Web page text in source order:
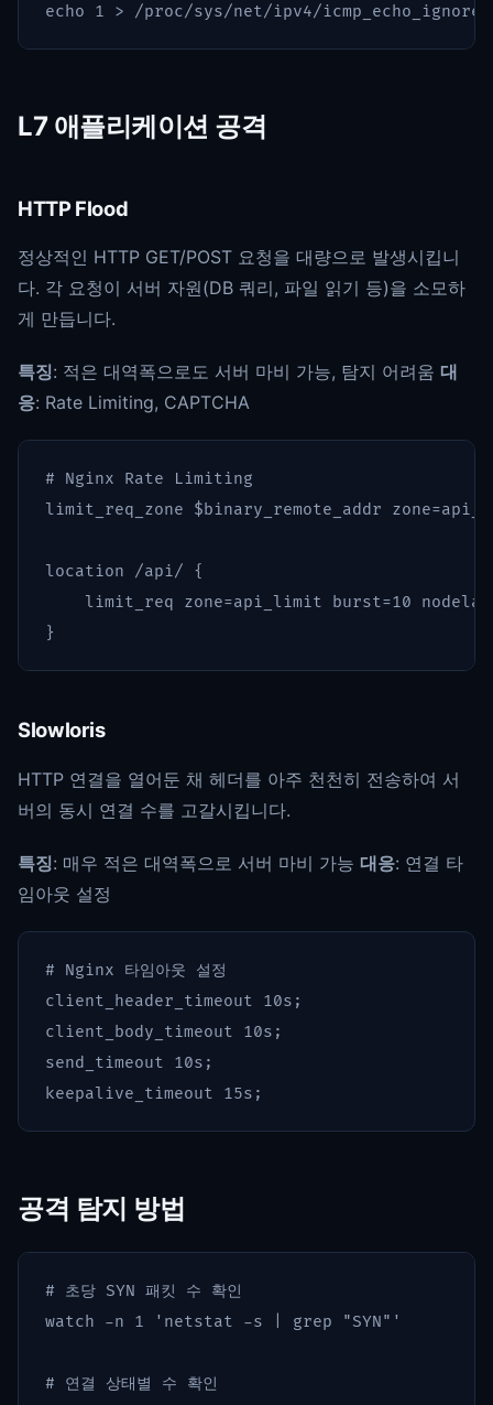
echo 1 >
L7 애플리케이션 공격
HTTP Flood
정상적인 HTTP GET/POST 요청을 대량으로 발생시킵니
다. 각 요청이 서버 자원(DB 쿼리, 파일 읽기 등)을 소모하
게 만듭니다.
특징: 적은 대역폭으로도 서버 마비 가능, 탐지 어려움 대
응: Rate Limiting, CAPTCHA
# Nginx Rate Limiting
limit_req_zone
$binary_remote_addr
location /api/
{
limit_req
zone=api_limit burst=10 nodelay
}
Slowloris
HTTP 연결을 열어둔 채 헤더를 아주 천천히 전송하여 서
버의 동시 연결 수를 고갈시킵니다.
특징: 매우 적은 대역폭으로 서버 마비 가능 대응: 연결 타
임아웃 설정
# Nginx 타임아웃 설정
client_header_timeout
10s ;
client_body_timeout
10s ;
send_timeout
10s ;
keepalive_timeout
15s ;
공격 탐지 방법
# 초당 SYN 패킷 수 확인
watch -n 1 'netstat -s | grep "SYN"'
# 연결 상태별 수 확인